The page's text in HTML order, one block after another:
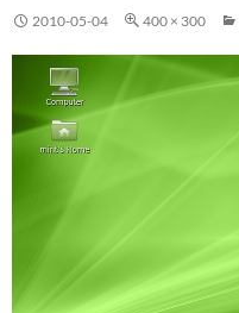
2010-05-04 400 × 300